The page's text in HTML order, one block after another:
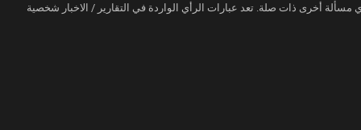
أخرى ذات صلة. تعد عبارات الرأي الواردة في التقارير / الاخبار شخصية